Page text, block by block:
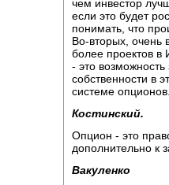
чем инвестор
если это будет
понимать, что
Во-вторых, очень
более проектов в
- это возможность
собственности в
системе
Костинский.
Опцион - это
дополнительно к
Вакуленко